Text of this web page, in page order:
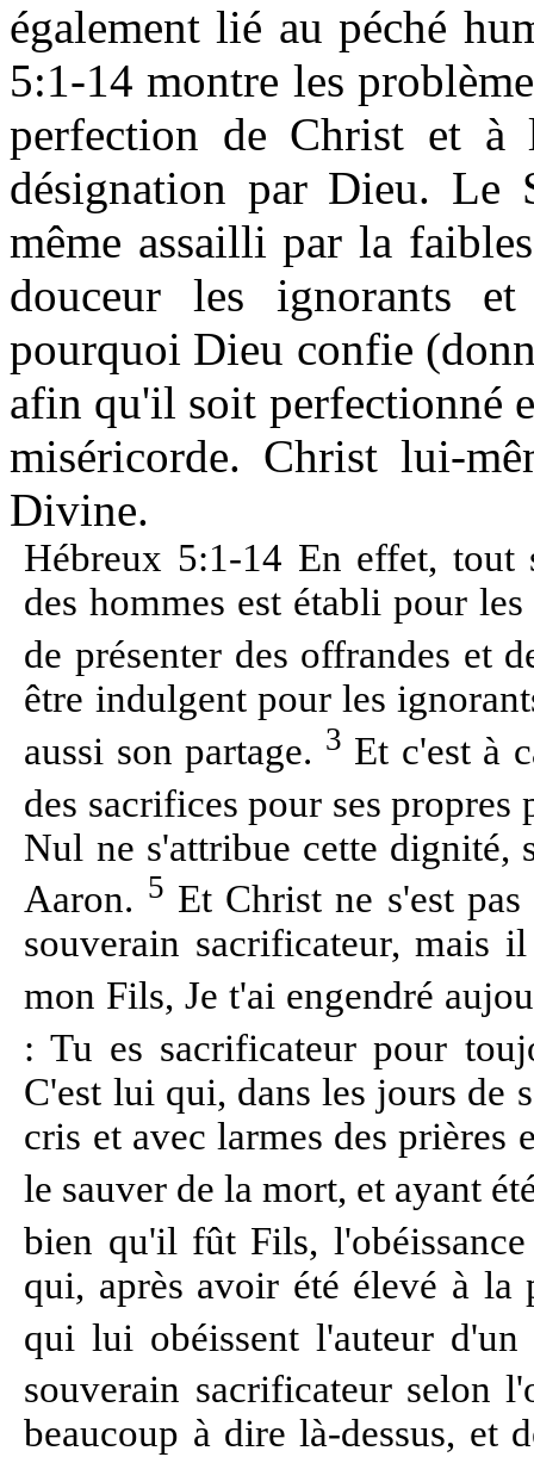
également lié au péché
5:1-14 montre les
perfection de Christ et à
désignation par Dieu. Le
même assailli par la
douceur les ignorants
pourquoi Dieu confie
afin qu'il soit perfectionné
miséricorde. Christ lui-
Divine.
Hébreux 5:1-14 En effet,
des hommes est établi pour
de présenter des offrandes et
être indulgent pour les
aussi son partage. 3 Et c'est à
des sacrifices pour ses
Nul ne s'attribue cette dignité,
Aaron. 5 Et Christ ne s'est
souverain sacrificateur,
mon Fils, Je t'ai engendré
: Tu es sacrificateur pour
C'est lui qui, dans les jours de
cris et avec larmes des
le sauver de la mort, et ayant
bien qu'il fût Fils,
qui, après avoir été élevé à la
qui lui obéissent l'auteur
souverain sacrificateur selon
beaucoup à dire là-dessus, et